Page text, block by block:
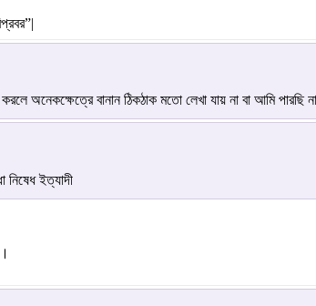
অনেকক্ষেত্রে বানান ঠিকঠাক মতো লেখা যায় না বা আমি পারছি
নিষেধ ইত্যাদী